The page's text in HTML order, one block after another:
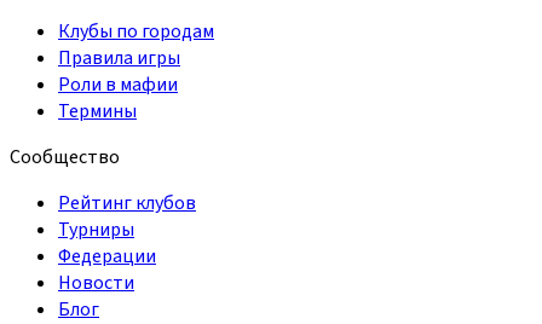
Клубы по городам
Правила игры
Роли в мафии
Термины
Сообщество
Рейтинг клубов
Турниры
Федерации
Новости
Блог